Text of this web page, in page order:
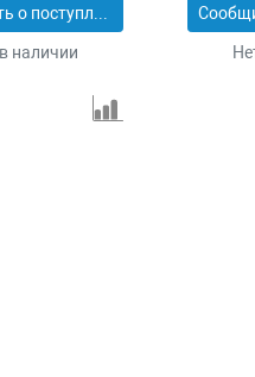
Сообщить о поступлении
наличии